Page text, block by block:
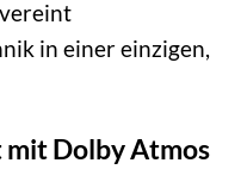
in einer einzigen,
Dolby Atmos